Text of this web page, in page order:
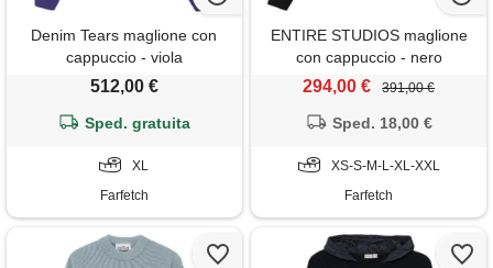
Denim Tears maglione con
cappuccio - viola
512,00 €
Sped. gratuita
XL
Farfetch
ENTIRE STUDIOS maglione
con cappuccio - nero
294,00 € 391,00 €
Sped. 18,00 €
XS-S-M-L-XL-XXL
Farfetch